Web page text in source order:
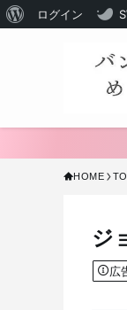
WordPress
て
ログイン
HOME
ジ
広